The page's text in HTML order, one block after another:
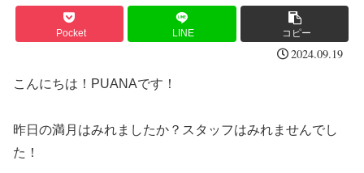
Pocket LINE コピー
2024.09.19
こんにちは！PUANAです！
昨日の満月はみれましたか？スタッフはみれませんでし
た！